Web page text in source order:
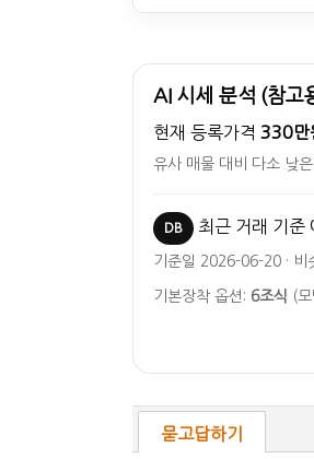
AI 시세 분석 (참고
현재 등록가격 330만
유사 매물 대비 다소 낮은
DB 최근 거래 기준
기준일 2026-06-20 · 비
기본장착 옵션: 6조식 (
묻고답하기